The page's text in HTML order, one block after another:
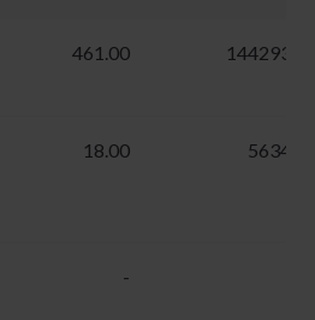
461.00 144293.00
18.00 5634.00
-